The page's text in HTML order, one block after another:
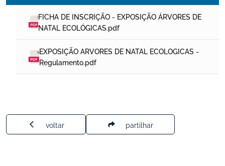
FICHA DE INSCRIÇÃO - EXPOSIÇÃO ÁRVORES DE
NATAL ECOLÓGICAS.pdf
EXPOSIÇÃO ARVORES DE NATAL ECOLOGICAS -
Regulamento.pdf
voltar partilhar